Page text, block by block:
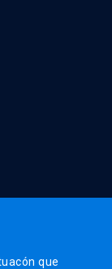
que